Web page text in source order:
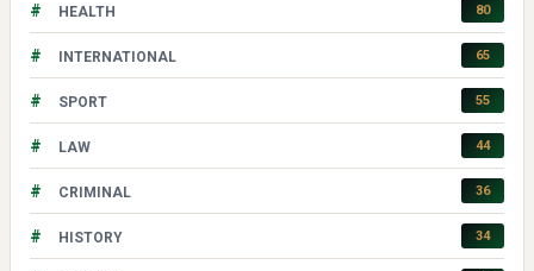
# HEALTH 80
# INTERNATIONAL 65
# SPORT 55
# LAW 44
# CRIMINAL 36
# HISTORY 34